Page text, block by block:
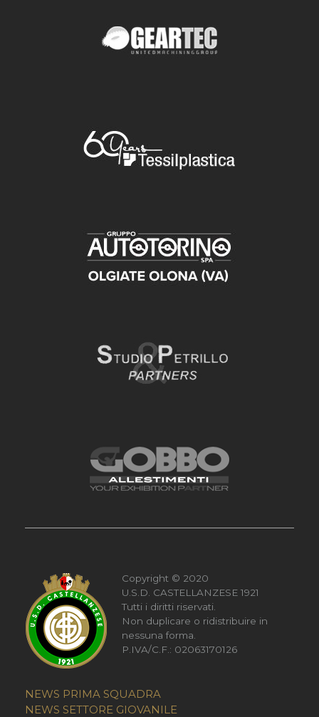
Copyright © 2020
U.S.D. CASTELLANZESE 1921
Tutti i diritti riservati.
Non duplicare o ridistribuire in
nessuna forma.
P.IVA/C.F.: 02063170126
NEWS PRIMA SQUADRA
NEWS SETTORE GIOVANILE